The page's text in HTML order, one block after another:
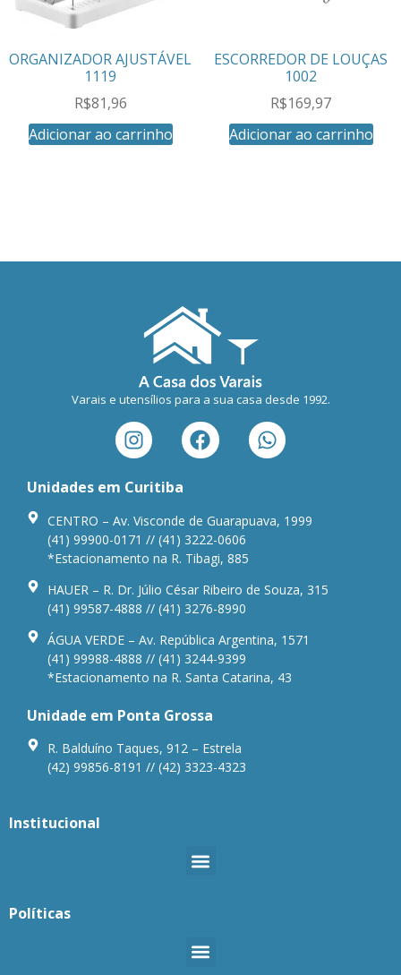
ORGANIZADOR AJUSTÁVEL
1119
R$81,96
Adicionar ao carrinho
ESCORREDOR DE LOUÇAS
1002
R$169,97
Adicionar ao carrinho
Varais e utensílios para a sua casa desde 1992.
Unidades em Curitiba
CENTRO – Av. Visconde de Guarapuava, 1999
(41) 99900-0171 // (41) 3222-0606
*Estacionamento na R. Tibagi, 885
HAUER – R. Dr. Júlio César Ribeiro de Souza, 315
(41) 99587-4888 // (41) 3276-8990
ÁGUA VERDE – Av. República Argentina, 1571
(41) 99988-4888 // (41) 3244-9399
*Estacionamento na R. Santa Catarina, 43
Unidade em Ponta Grossa
R. Balduíno Taques, 912 – Estrela
(42) 99856-8191 // (42) 3323-4323
Institucional
Políticas